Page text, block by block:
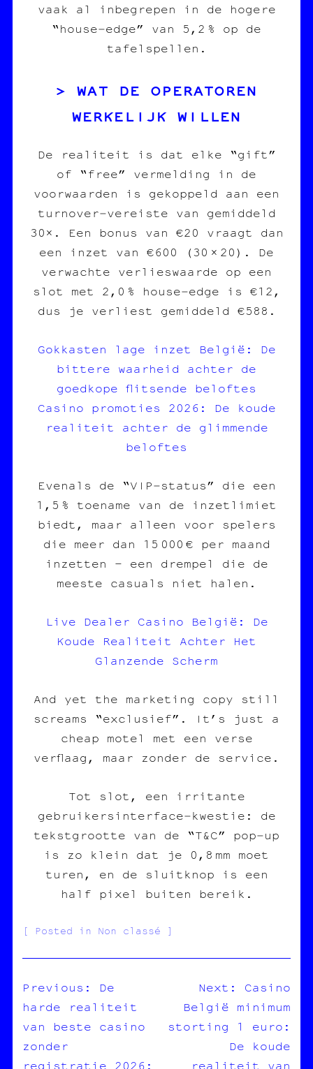
vaak al inbegrepen in de hogere
“house‑edge” van 5,2 % op de
tafelspellen.
WAT DE OPERATOREN
WERKELIJK WILLEN
De realiteit is dat elke “gift”
of “free” vermelding in de
voorwaarden is gekoppeld aan een
turnover‑vereiste van gemiddeld
30×. Een bonus van €20 vraagt dan
een inzet van €600 (30 × 20). De
verwachte verlieswaarde op een
slot met 2,0 % house‑edge is €12,
dus je verliest gemiddeld €588.
Gokkasten lage inzet België: De
bittere waarheid achter de
goedkope flitsende beloftes
Casino promoties 2026: De koude
realiteit achter de glimmende
beloftes
Evenals de “VIP‑status” die een
1,5 % toename van de inzetlimiet
biedt, maar alleen voor spelers
die meer dan 15 000 € per maand
inzetten – een drempel die de
meeste casuals niet halen.
Live Dealer Casino België: De
Koude Realiteit Achter Het
Glanzende Scherm
And yet the marketing copy still
screams “exclusief”. It’s just a
cheap motel met een verse
verflaag, maar zonder de service.
Tot slot, een irritante
gebruikersinterface‑kwestie: de
tekstgrootte van de “T&C” pop‑up
is zo klein dat je 0,8 mm moet
turen, en de sluitknop is een
half pixel buiten bereik.
Posted in Non classé
NAVIGATION
DE
L’ARTICLE
Previous:
De
harde realiteit
van beste casino
zonder
registratie 2026:
Next:
Casino
België minimum
storting 1 euro:
De koude
realiteit van